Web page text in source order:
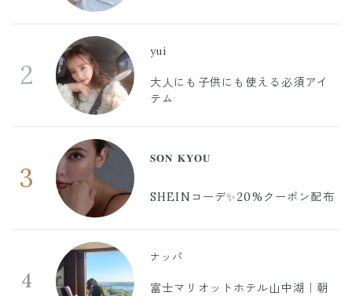
2
yui
大人にも子供にも使える必須アイ
テム
3
𝐒𝐎𝐍 𝐊𝐘𝐎𝐔
SHEINコーデ✨20%クーポン配布
4
ナッパ
富士マリオットホテル山中湖｜朝